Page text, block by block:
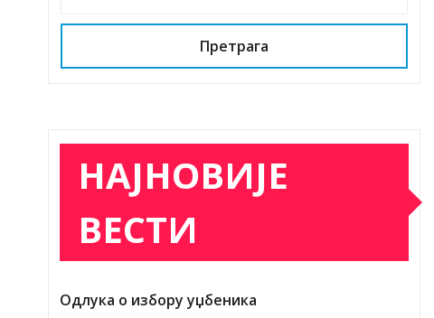
Претрага
НАЈНОВИЈЕ
ВЕСТИ
Одлука о избору уџбеника